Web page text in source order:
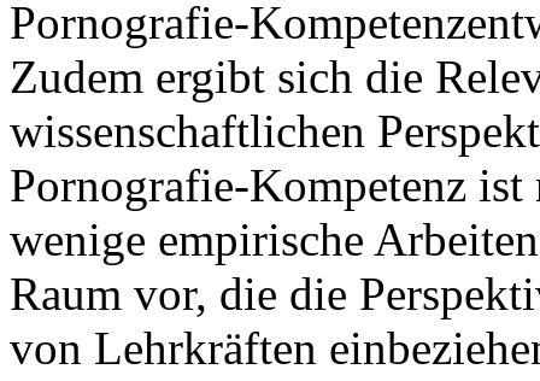
Pornografie-
Zudem ergibt sich die
wissenschaftlichen
Pornografie-Kompetenz
wenige empirische
Raum vor, die die
von Lehrkräften